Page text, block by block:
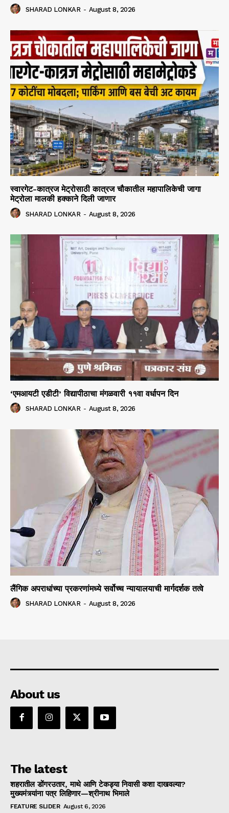
SHARAD LONKAR - August 8, 2026
स्वारगेट-कात्रज मेट्रोसाठी कात्रज चौकातील महापालिकेची जागा
मेट्रोला मालकी हक्काने दिली जाणार
SHARAD LONKAR - August 8, 2026
‘एमआयटी एडीटी’ विद्यापीठाचा मंगळवारी ११वा वर्धापन दिन
SHARAD LONKAR - August 8, 2026
लैंगिक अपराधांच्या प्रकरणांमध्ये सर्वोच्च न्यायालयाची मार्गदर्शक तत्वे
SHARAD LONKAR - August 8, 2026
About us
The latest
शहरातील डोंगरउतार, माथे आणि टेकड्या निवासी कशा दाखवल्या?
मुख्यमंत्र्यांना पत्र लिहिणार—श्रीनाथ भिमाले
FEATURE SLIDER August 6, 2026